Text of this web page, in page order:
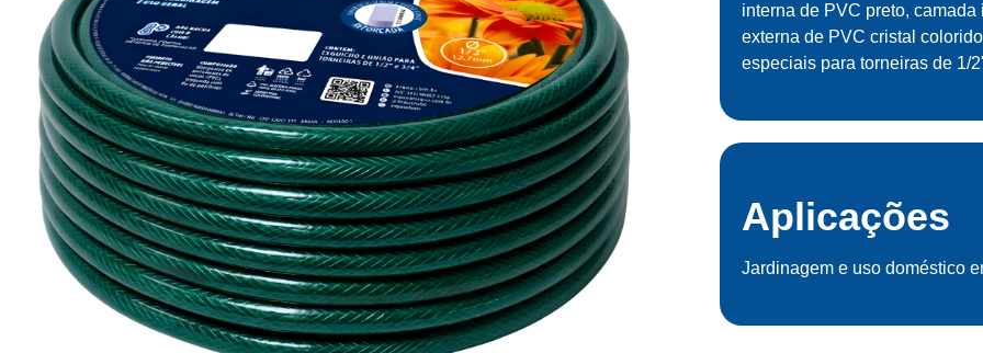
interna de PVC preto,
externa de PVC cristal
especiais para torneiras de 1/
Aplicações
Jardinagem e uso doméstico